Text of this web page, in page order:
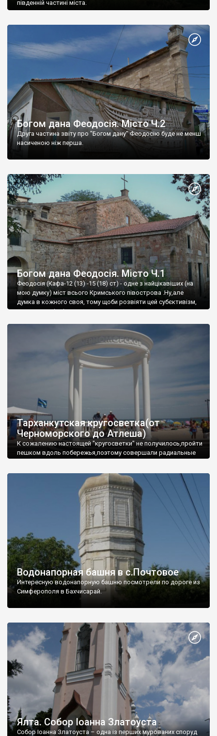
південній частині міста.
Богом дана Феодосія. Місто Ч.2
Друга частина звіту про "Богом дану" Феодосію буде не менш
насиченою ніж перша.
Богом дана Феодосія. Місто Ч.1
Феодосія (Кафа-12 (13) -15 (18) ст) - одне з найцікавіших (на
мою думку) міст всього Кримського півострова .Ну,але
думка в кожного своя, тому щоби розвіяти цей субєктивізм,
запрошую відвідати це
Тарханкутская кругосветка(от
Черноморского до Атлеша)
К сожалению настоящей "кругосветки" не получилось,пройти
пешком вдоль побережья,поэтому совершали радиальные
Водонапорная башня в с.Почтовое
Интересную водонапорную башню посмотрели по дороге из
Симферополя в Бахчисарай.
Ялта. Собор Іоанна Златоуста
Собор Іоанна Златоуста – одна із перших мурованих споруд